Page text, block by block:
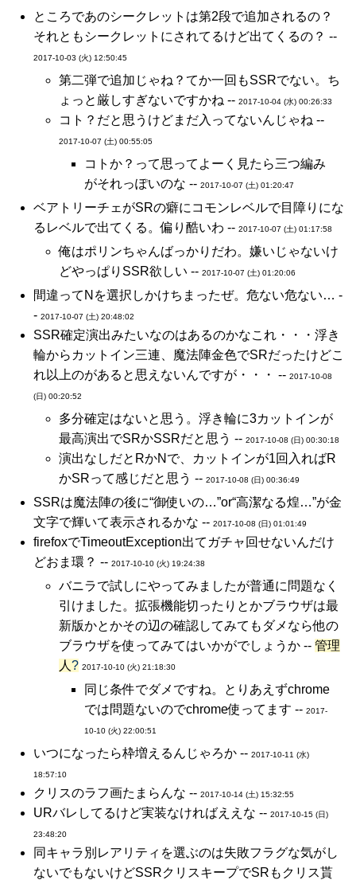
ところであのシークレットは第2段で追加されるの？
それともシークレットにされてるけど出てくるの？ --
2017-10-03 (火) 12:50:45
第二弾で追加じゃね？てか一回もSSRでない。ち
ょっと厳しすぎないですかね -- 2017-10-04 (水) 00:26:33
コト？だと思うけどまだ入ってないんじゃね --
2017-10-07 (土) 00:55:05
コトか？って思ってよーく見たら三つ編み
がそれっぽいのな -- 2017-10-07 (土) 01:20:47
ベアトリーチェがSRの癖にコモンレベルで目障りにな
るレベルで出てくる。偏り酷いわ -- 2017-10-07 (土) 01:17:58
俺はポリンちゃんばっかりだわ。嫌いじゃないけ
どやっぱりSSR欲しい -- 2017-10-07 (土) 01:20:06
間違ってNを選択しかけちまったぜ。危ない危ない… -
- 2017-10-07 (土) 20:48:02
SSR確定演出みたいなのはあるのかなこれ・・・浮き
輪からカットイン三連、魔法陣金色でSRだったけどこ
れ以上のがあると思えないんですが・・・ -- 2017-10-08
(日) 00:20:52
多分確定はないと思う。浮き輪に3カットインが
最高演出でSRかSSRだと思う -- 2017-10-08 (日) 00:30:18
演出なしだとRかNで、カットインが1回入ればR
かSRって感じだと思う -- 2017-10-08 (日) 00:36:49
SSRは魔法陣の後に“御使いの…”or“高潔なる煌…”が金
文字で輝いて表示されるかな -- 2017-10-08 (日) 01:01:49
firefoxでTimeoutException出てガチャ回せないんだけ
どおま環？ -- 2017-10-10 (火) 19:24:38
バニラで試しにやってみましたが普通に問題なく
引けました。拡張機能切ったりとかブラウザは最
新版かとかその辺の確認してみてもダメなら他の
ブラウザを使ってみてはいかがでしょうか -- 管理
人 ? 2017-10-10 (火) 21:18:30
同じ条件でダメですね。とりあえずchrome
では問題ないのでchrome使ってます -- 2017-
10-10 (火) 22:00:51
いつになったら枠増えるんじゃろか -- 2017-10-11 (水)
18:57:10
クリスのラフ画たまらんな -- 2017-10-14 (土) 15:32:55
URバレしてるけど実装なければええな -- 2017-10-15 (日)
23:48:20
同キャラ別レアリティを選ぶのは失敗フラグな気がし
ないでもないけどSSRクリスキープでSRもクリス貰